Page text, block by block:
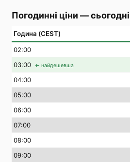
Погодинні ціни — сьогодні
Година (CEST)
02:00
03:00 ← найдешевша
04:00
05:00
06:00
07:00
08:00
09:00